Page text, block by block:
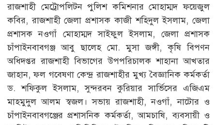
রাজশাহী মেট্রোপলিটন পুলিশ কমিশনার মোহাম্মদ ফয়েজুল
কবির, রাজশাহী জেলা প্রশাসক কাজী শহিদুল ইসলাম, জেলা
প্রশাসক নওগাঁ মোহাম্মদ সাইফুল ইসলাম, জেলা প্রশাসক
চাঁপাইনবাবগঞ্জ আবু ছালেহ মো. মুসা জঙ্গী, কৃষি বিপণন
অধিদপ্তর রাজশাহী বিভাগের উপপরিচালক শাহানা আখতার
জাহান, ফল গবেষণা কেন্দ্র রাজশাহীর মুখ্য বৈজ্ঞানিক কর্মকর্তা
ড. শফিকুল ইসলাম, সুন্দরবন কুরিয়ার সার্ভিসের এজিএম
মাহমুদুল আলম স্বজল। সভায় রাজশাহী, নওগাঁ, নাটোর ও
চাঁপাইনবাবগঞ্জের প্রশাসনিক কর্মকর্তা, আমচাষি, ব্যবসায়ী ও